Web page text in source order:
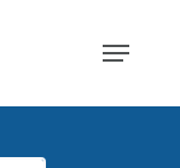
Menu
Menu